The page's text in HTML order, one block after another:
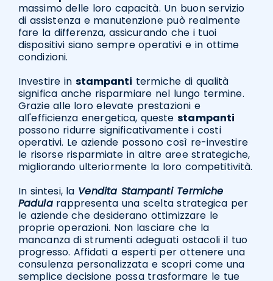
massimo delle loro capacità. Un buon servizio
di assistenza e manutenzione può realmente
fare la differenza, assicurando che i tuoi
dispositivi siano sempre operativi e in ottime
condizioni.
Investire in stampanti termiche di qualità
significa anche risparmiare nel lungo termine.
Grazie alle loro elevate prestazioni e
all'efficienza energetica, questestampanti
possono ridurre significativamente i costi
operativi. Le aziende possono così re-investire
le risorse risparmiate in altre aree strategiche,
migliorando ulteriormente la loro competitività.
In sintesi, la Vendita Stampanti Termiche
Padularappresenta una scelta strategica per
le aziende che desiderano ottimizzare le
proprie operazioni. Non lasciare che la
mancanza di strumenti adeguati ostacoli il tuo
progresso. Affidati a esperti per ottenere una
consulenza personalizzata e scopri come una
semplice decisione possa trasformare le tue